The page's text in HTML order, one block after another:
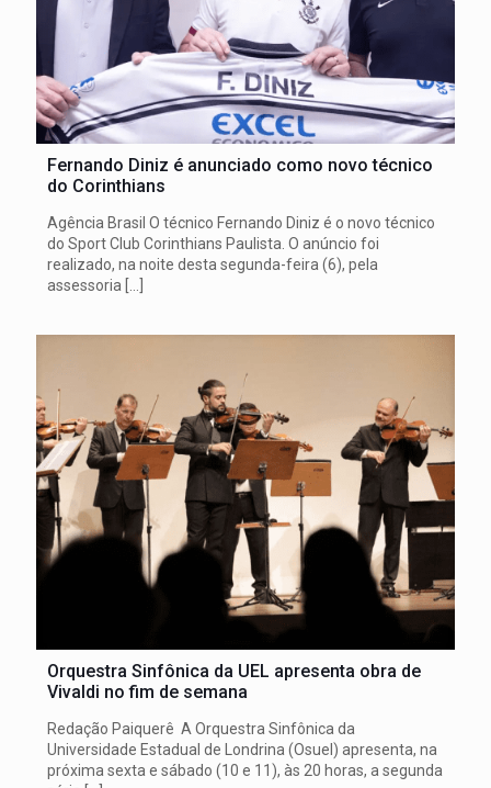
Fernando Diniz é anunciado como novo técnico
do Corinthians
Agência Brasil O técnico Fernando Diniz é o novo técnico
do Sport Club Corinthians Paulista. O anúncio foi
realizado, na noite desta segunda-feira (6), pela
assessoria […]
Orquestra Sinfônica da UEL apresenta obra de
Vivaldi no fim de semana
Redação Paiquerê A Orquestra Sinfônica da
Universidade Estadual de Londrina (Osuel) apresenta, na
próxima sexta e sábado (10 e 11), às 20 horas, a segunda